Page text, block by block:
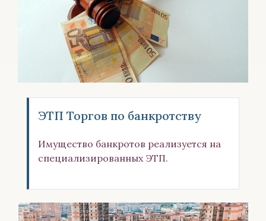
ЭТП Торгов по банкротству
Имущество банкротов реализуется на
специализированных ЭТП.